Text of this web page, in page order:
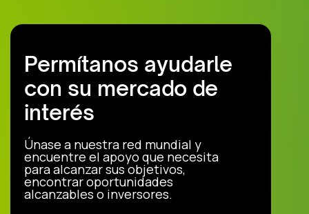
Permítanos ayudarle
con su mercado de
interés
Únase a nuestra red mundial y
encuentre el apoyo que necesita
para alcanzar sus objetivos,
encontrar oportunidades
alcanzables o inversores.